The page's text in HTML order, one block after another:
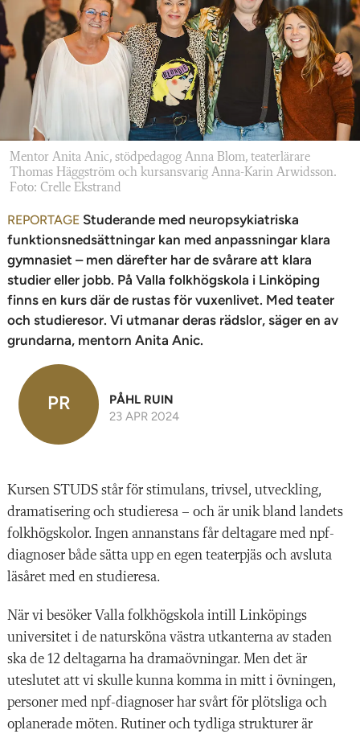
Mentor Anita Anic, stödpedagog Anna Blom, teaterlärare
Thomas Häggström och kursansvarig Anna-Karin Arwidsson.
Foto: Crelle Ekstrand
REPORTAGE Studerande med neuropsykiatriska
funktionsnedsättningar kan med anpassningar klara
gymnasiet – men därefter har de svårare att klara
studier eller jobb. På Valla folkhögskola i Linköping
finns en kurs där de rustas för vuxenlivet. Med teater
och studieresor. Vi utmanar deras rädslor, säger en av
grundarna, mentorn Anita Anic.
PR
PÅHL RUIN
23 APR 2024
Kursen STUDS står för stimulans, trivsel, utveckling,
dramatisering och studieresa – och är unik bland landets
folkhögskolor. Ingen annanstans får deltagare med npf-
diagnoser både sätta upp en egen teaterpjäs och avsluta
läsåret med en studieresa.
När vi besöker Valla folkhögskola intill Linköpings
universitet i de natursköna västra utkanterna av staden
ska de 12 deltagarna ha dramaövningar. Men det är
uteslutet att vi skulle kunna komma in mitt i övningen,
personer med npf-diagnoser har svårt för plötsliga och
oplanerade möten. Rutiner och tydliga strukturer är